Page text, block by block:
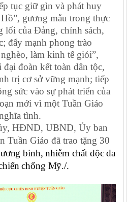
tục giữ gìn và phát huy
gương mẫu trong thực
lối của Đảng, chính sách,
đẩy mạnh phong trào
làm kinh tế giỏi”,
đoàn kết toàn dân tộc,
trị cơ sở vững mạnh; tiếp
sức vào sự phát triển của
mới vì một Tuần Giáo
tình.
HĐND, UBND, Ủy ban
Tuần Giáo đã trao tặng 30
binh, nhiễm chất độc da
chống Mỹ./.